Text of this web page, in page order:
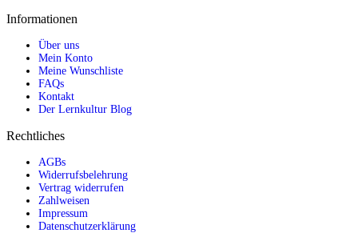
Informationen
Über uns
Mein Konto
Meine Wunschliste
FAQs
Kontakt
Der Lernkultur Blog
Rechtliches
AGBs
Widerrufsbelehrung
Vertrag widerrufen
Zahlweisen
Impressum
Datenschutzerklärung